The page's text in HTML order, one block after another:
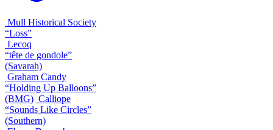
Mull Historical Society
“Loss”
Lecoq
“tête de gondole”
(Savarah)
Graham Candy
“Holding Up Balloons”
(BMG) Calliope
“Sounds Like Circles”
(Southern)